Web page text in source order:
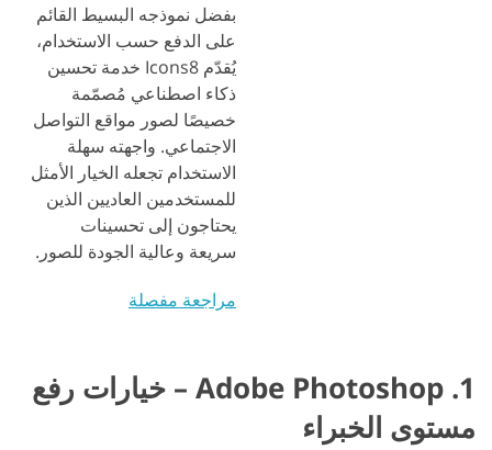
بفضل نموذجه البسيط القائم
على الدفع حسب الاستخدام،
يُقدّم Icons8 خدمة تحسين
ذكاء اصطناعي مُصمّمة
خصيصًا لصور مواقع التواصل
الاجتماعي. واجهته سهلة
الاستخدام تجعله الخيار الأمثل
للمستخدمين العاديين الذين
يحتاجون إلى تحسينات
سريعة وعالية الجودة للصور.
مراجعة مفصلة
1. Adobe Photoshop – خيارات رفع
مستوى الخبراء